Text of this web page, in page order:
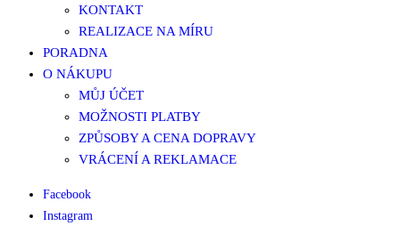
KONTAKT
REALIZACE NA MÍRU
PORADNA
O NÁKUPU
MŮJ ÚČET
MOŽNOSTI PLATBY
ZPŮSOBY A CENA DOPRAVY
VRÁCENÍ A REKLAMACE
Facebook
Instagram